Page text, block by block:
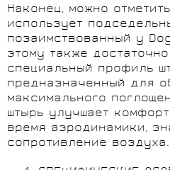
Наконец, можно
использует
позаимствованный у
этому также
специальный профиль
предназначенный для
максимального
штырь улучшает
время аэродинамики,
сопротивление воздуха.